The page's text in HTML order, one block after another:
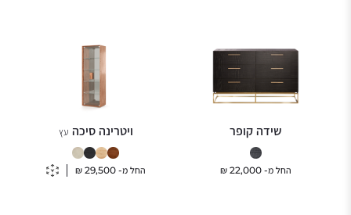
שידה קופר
החל מ-22,000
₪
ויטרינה סיכה עץ
החל מ-29,500
₪